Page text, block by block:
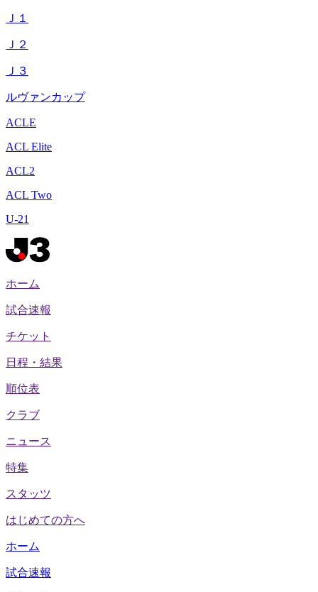
Ｊ１
Ｊ２
Ｊ３
ルヴァンカップ
ACLE
ACL Elite
ACL2
ACL Two
U-21
ホーム
試合速報
チケット
日程・結果
順位表
クラブ
ニュース
特集
スタッツ
はじめての方へ
ホーム
試合速報